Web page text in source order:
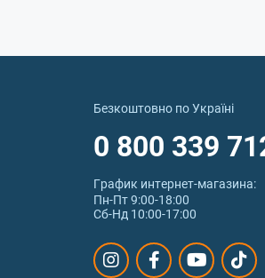
Листя готу кола
Прийом добавки Готу
кроки:
Ознайомтеся з
Якщо приймаєте
або після їди.
Для досягнення
Слідкуйте за своїм
лікарем.
Безкоштовно по Україні
0 800 339
График интернет‑магазина:
Пн-Пт 9:00-18:00
Сб-Нд 10:00-17:00